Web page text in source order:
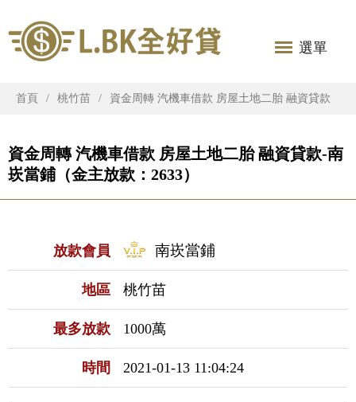
選單
首頁 桃竹苗 資金周轉 汽機車借款 房屋土地二胎 融資貸款
資金周轉 汽機車借款 房屋土地二胎 融資貸款-南
崁當鋪（金主放款：2633）
放款會員 南崁當鋪
地區 桃竹苗
最多放款 1000萬
時間 2021-01-13 11:04:24